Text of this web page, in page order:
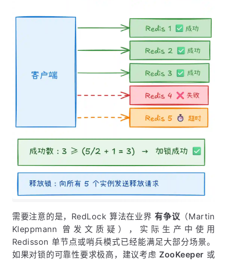
需要注意的是，RedLock 算法在业界有争议 （Martin
Kleppmann 曾发文质疑），实际生产中使用
Redisson 单节点或哨兵模式已经能满足大部分场景。
如果对锁的可靠性要求极高，建议考虑 ZooKeeper 或